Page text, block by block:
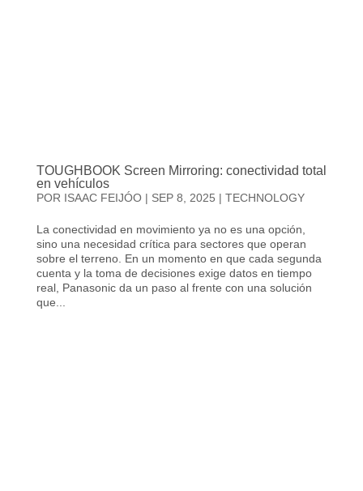
TOUGHBOOK Screen Mirroring: conectividad total
en vehículos
POR ISAAC FEIJÓO| SEP 8, 2025 | TECHNOLOGY
La conectividad en movimiento ya no es una opción,
sino una necesidad crítica para sectores que operan
sobre el terreno. En un momento en que cada segunda
cuenta y la toma de decisiones exige datos en tiempo
real, Panasonic da un paso al frente con una solución
que...